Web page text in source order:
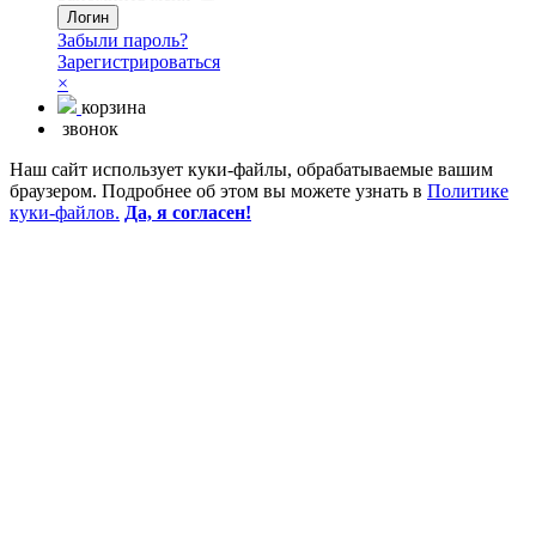
Забыли пароль?
Зарегистрироваться
×
корзина
звонок
Наш сайт использует куки-файлы, обрабатываемые вашим
браузером. Подробнее об этом вы можете узнать в Политике
куки-файлов. Да, я согласен!